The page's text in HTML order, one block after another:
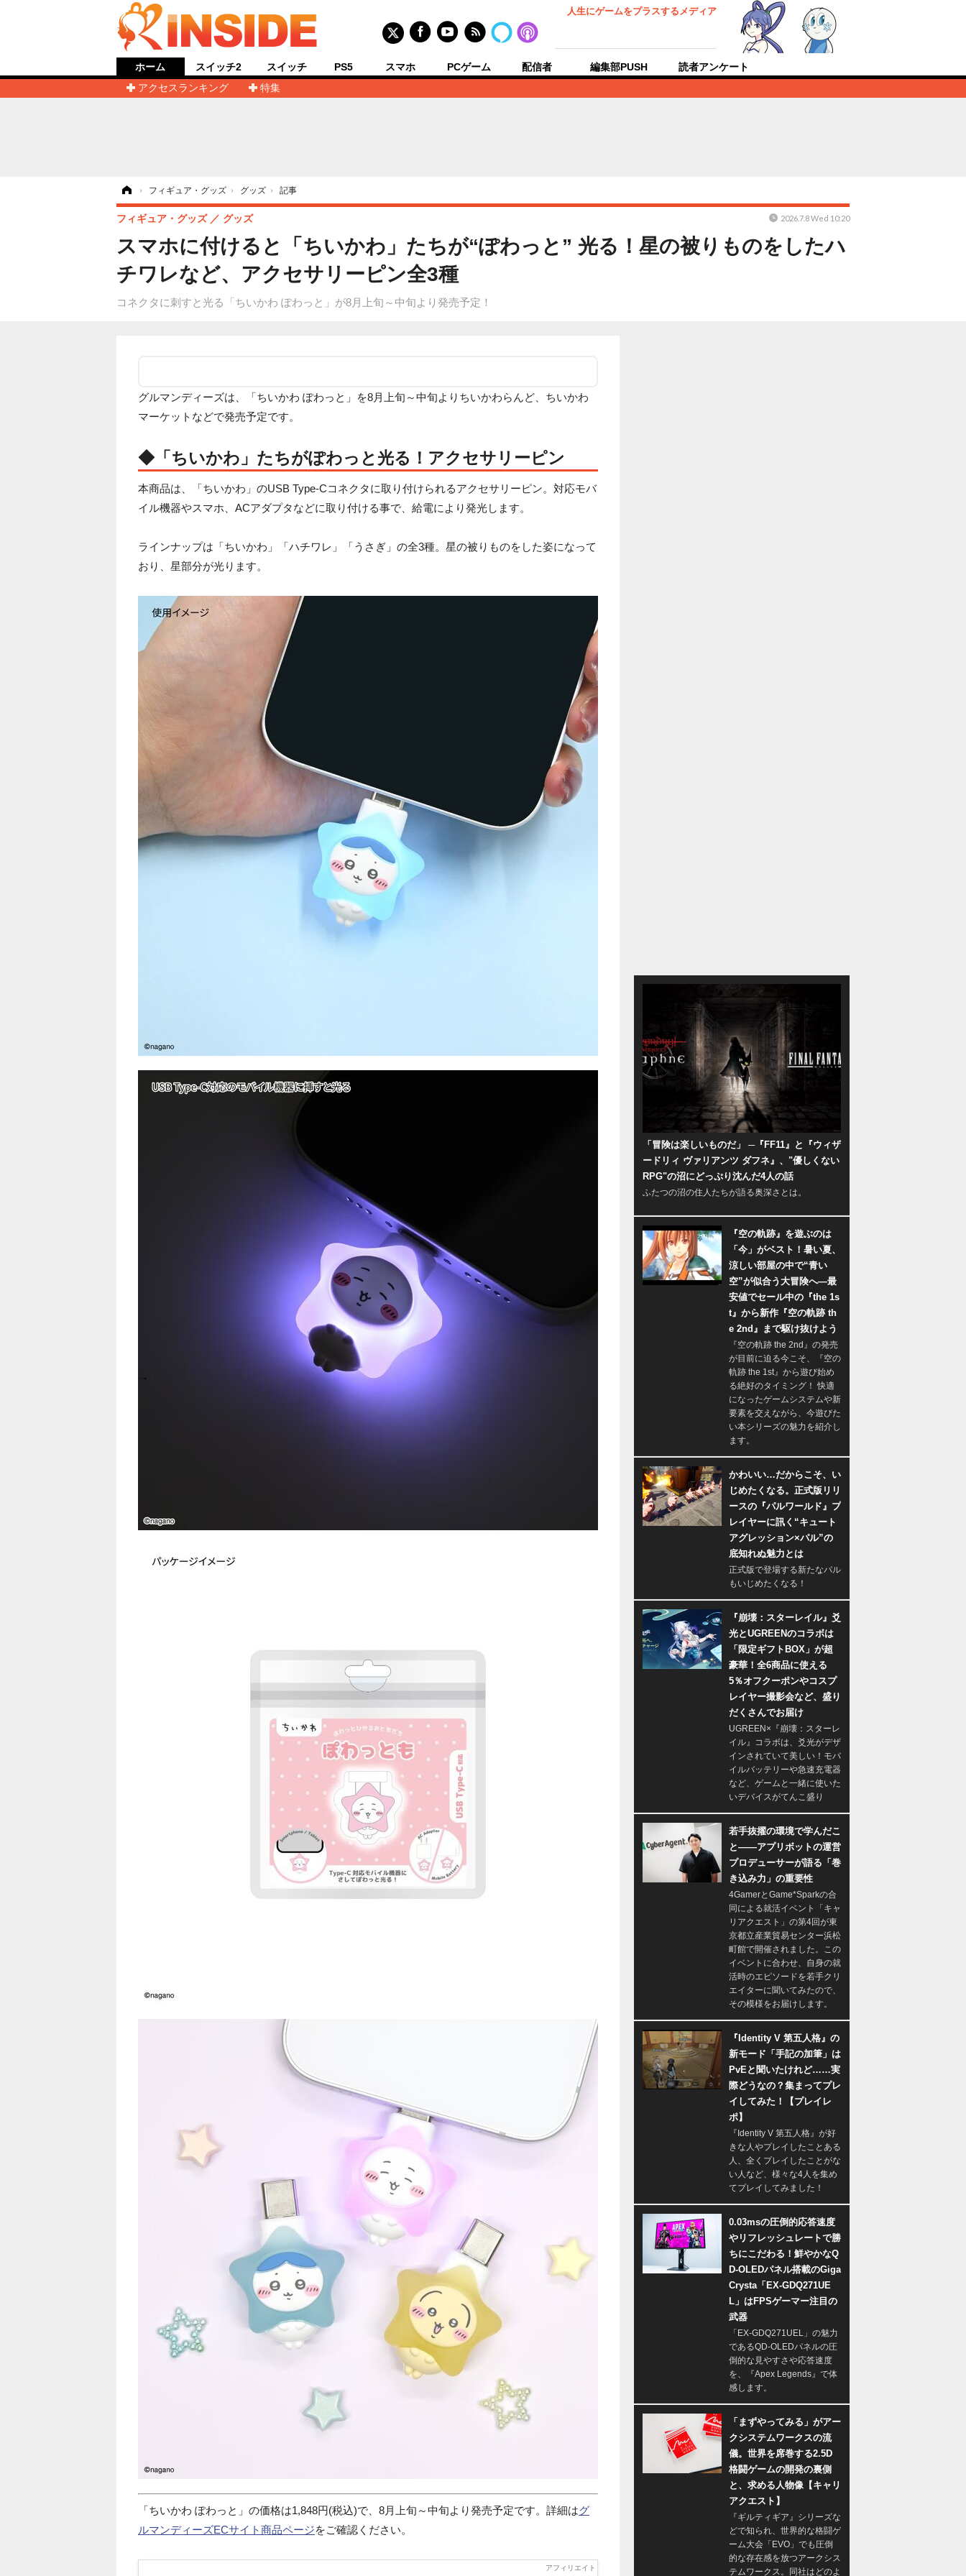
人生にゲームをプラスするメディア
ホーム
アクセスランキング
特集
スイッチ2 スイッチ PS5 スマホ PCゲーム 配信者 編集部PUSH 読者アンケート
› フィギュア・グッズ › グッズ › 記事
スマホに付けると「ちいかわ」たちが“ぽわっと” 光る！星の被りものをしたハ
チワレなど、アクセサリーピン全3種
コネクタに刺すと光る「ちいかわ ぽわっと」が8月上旬～中旬より発売予定！
フィギュア・グッズ グッズ 2026.7.8 Wed 10:20
グルマンディーズは、「ちいかわ ぽわっと」を8月上旬～中旬よりちいかわらんど、ちいかわ
マーケットなどで発売予定です。
◆「ちいかわ」たちがぽわっと光る！アクセサリーピン
本商品は、「ちいかわ」のUSB Type-Cコネクタに取り付けられるアクセサリーピン。対応モバ
イル機器やスマホ、ACアダプタなどに取り付ける事で、給電により発光します。
ラインナップは「ちいかわ」「ハチワレ」「うさぎ」の全3種。星の被りものをした姿になって
おり、星部分が光ります。
「ちいかわ ぽわっと」の価格は1,848円(税込)で、8月上旬～中旬より発売予定です。詳細はグ
ルマンディーズECサイト商品ページをご確認ください。
「冒険は楽しいものだ」 ─『FF11』と『ウィザ
ードリィ ヴァリアンツ ダフネ』、"優しくない
RPG"の沼にどっぷり沈んだ4人の話
ふたつの沼の住人たちが語る奥深さとは。
『空の軌跡』を遊ぶのは
「今」がベスト！暑い夏、
涼しい部屋の中で“青い
空”が似合う大冒険へ―最
安値でセール中の『the 1s
t』から新作『空の軌跡 th
e 2nd』まで駆け抜けよう
『空の軌跡 the 2nd』の発売
が目前に迫る今こそ、『空の
軌跡 the 1st』から遊び始め
る絶好のタイミング！ 快適
になったゲームシステムや新
要素を交えながら、今遊びた
い本シリーズの魅力を紹介し
ます。
かわいい…だからこそ、い
じめたくなる。正式版リリ
ースの『パルワールド』プ
レイヤーに訊く“キュート
アグレッション×パル”の
底知れぬ魅力とは
正式版で登場する新たなパル
もいじめたくなる！
『崩壊：スターレイル』爻
光とUGREENのコラボは
「限定ギフトBOX」が超
豪華！全6商品に使える
5％オフクーポンやコスプ
レイヤー撮影会など、盛り
だくさんでお届け
UGREEN×『崩壊：スターレ
イル』コラボは、爻光がデザ
インされていて美しい！モバ
イルバッテリーや急速充電器
など、ゲームと一緒に使いた
いデバイスがてんこ盛り
若手抜擢の環境で学んだこ
と――アプリボットの運営
プロデューサーが語る「巻
き込み力」の重要性
4GamerとGame*Sparkの合
同による就活イベント「キャ
リアクエスト」の第4回が東
京都立産業貿易センター浜松
町館で開催されました。この
イベントに合わせ、自身の就
活時のエピソードを若手クリ
エイターに聞いてみたので、
その模様をお届けします。
『Identity V 第五人格』の
新モード「手記の加筆」は
PvEと聞いたけれど……実
際どうなの？集まってプレ
イしてみた！【プレイレ
ポ】
『Identity V 第五人格』が好
きな人やプレイしたことある
人、全くプレイしたことがな
い人など、様々な4人を集め
てプレイしてみました！
0.03msの圧倒的応答速度
やリフレッシュレートで勝
ちにこだわる！鮮やかなQ
D-OLEDパネル搭載のGiga
Crysta「EX-GDQ271UE
L」はFPSゲーマー注目の
武器
「EX-GDQ271UEL」の魅力
であるQD-OLEDパネルの圧
倒的な見やすさや応答速度
を、『Apex Legends』で体
感します。
「まずやってみる」がアー
クシステムワークスの流
儀。世界を席巻する2.5D
格闘ゲームの開発の裏側
と、求める人物像【キャリ
アクエスト】
『ギルティギア』シリーズな
どで知られ、世界的な格闘ゲ
ーム大会「EVO」でも圧倒
的な存在感を放つアークシス
テムワークス。同社はどのよ